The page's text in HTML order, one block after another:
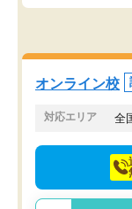
オンライン校
対応エリア 全